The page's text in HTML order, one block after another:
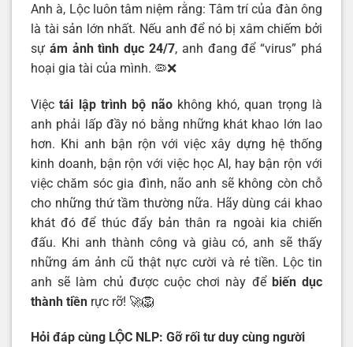
Anh à, Lộc luôn tâm niệm rằng: Tâm trí của đàn ông
là tài sản lớn nhất. Nếu anh để nó bị xâm chiếm bởi
sự ám ảnh tình dục 24/7, anh đang để “virus” phá
hoại gia tài của mình. 🦠❌
Việctái lập trình bộ nãokhông khó, quan trọng là
anh phải lấp đầy nó bằng những khát khao lớn lao
hơn. Khi anh bận rộn với việc xây dựng hệ thống
kinh doanh, bận rộn với việc học AI, hay bận rộn với
việc chăm sóc gia đình, não anh sẽ không còn chỗ
cho những thứ tầm thường nữa. Hãy dùng cái khao
khát đó để thúc đẩy bản thân ra ngoài kia chiến
đấu. Khi anh thành công và giàu có, anh sẽ thấy
những ám ảnh cũ thật nực cười và rẻ tiền. Lộc tin
anh sẽ làm chủ được cuộc chơi này để biến dục
thành tiền rực rỡ! 🚀🦁
Hỏi đáp cùng LỘC NLP: Gỡ rối tư duy cùng người